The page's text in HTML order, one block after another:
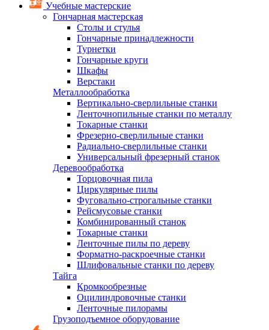
Учебные мастерские
Гончарная мастерская
Столы и стулья
Гончарные принадлежности
Турнетки
Гончарные круги
Шкафы
Верстаки
Металлообработка
Вертикально-сверлильные станки
Ленточнопильные станки по металлу
Токарные станки
Фрезерно-сверлильные станки
Радиально-сверлильные станки
Универсальный фрезерный станок
Деревообработка
Торцовочная пила
Циркулярные пилы
Фуговально-строгальные станки
Рейсмусовые станки
Комбинированный станок
Токарные станки
Ленточные пилы по дереву
Форматно-раскроечные станки
Шлифовальные станки по дереву
Тайга
Кромкообрезные
Оцилиндровочные станки
Ленточные пилорамы
Грузоподъемное оборудование